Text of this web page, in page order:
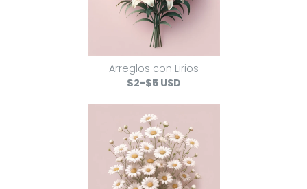
Arreglos con Lirios
$2-$5 USD